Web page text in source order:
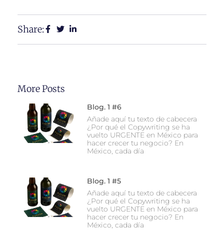
Share:
More Posts
Blog. 1 #6
Añade aquí tu texto de cabecera
¿Por qué el Copywriting se ha
vuelto URGENTE en México para
hacer crecer tu negocio? En
México, cada día
Blog. 1 #5
Añade aquí tu texto de cabecera
¿Por qué el Copywriting se ha
vuelto URGENTE en México para
hacer crecer tu negocio? En
México, cada día